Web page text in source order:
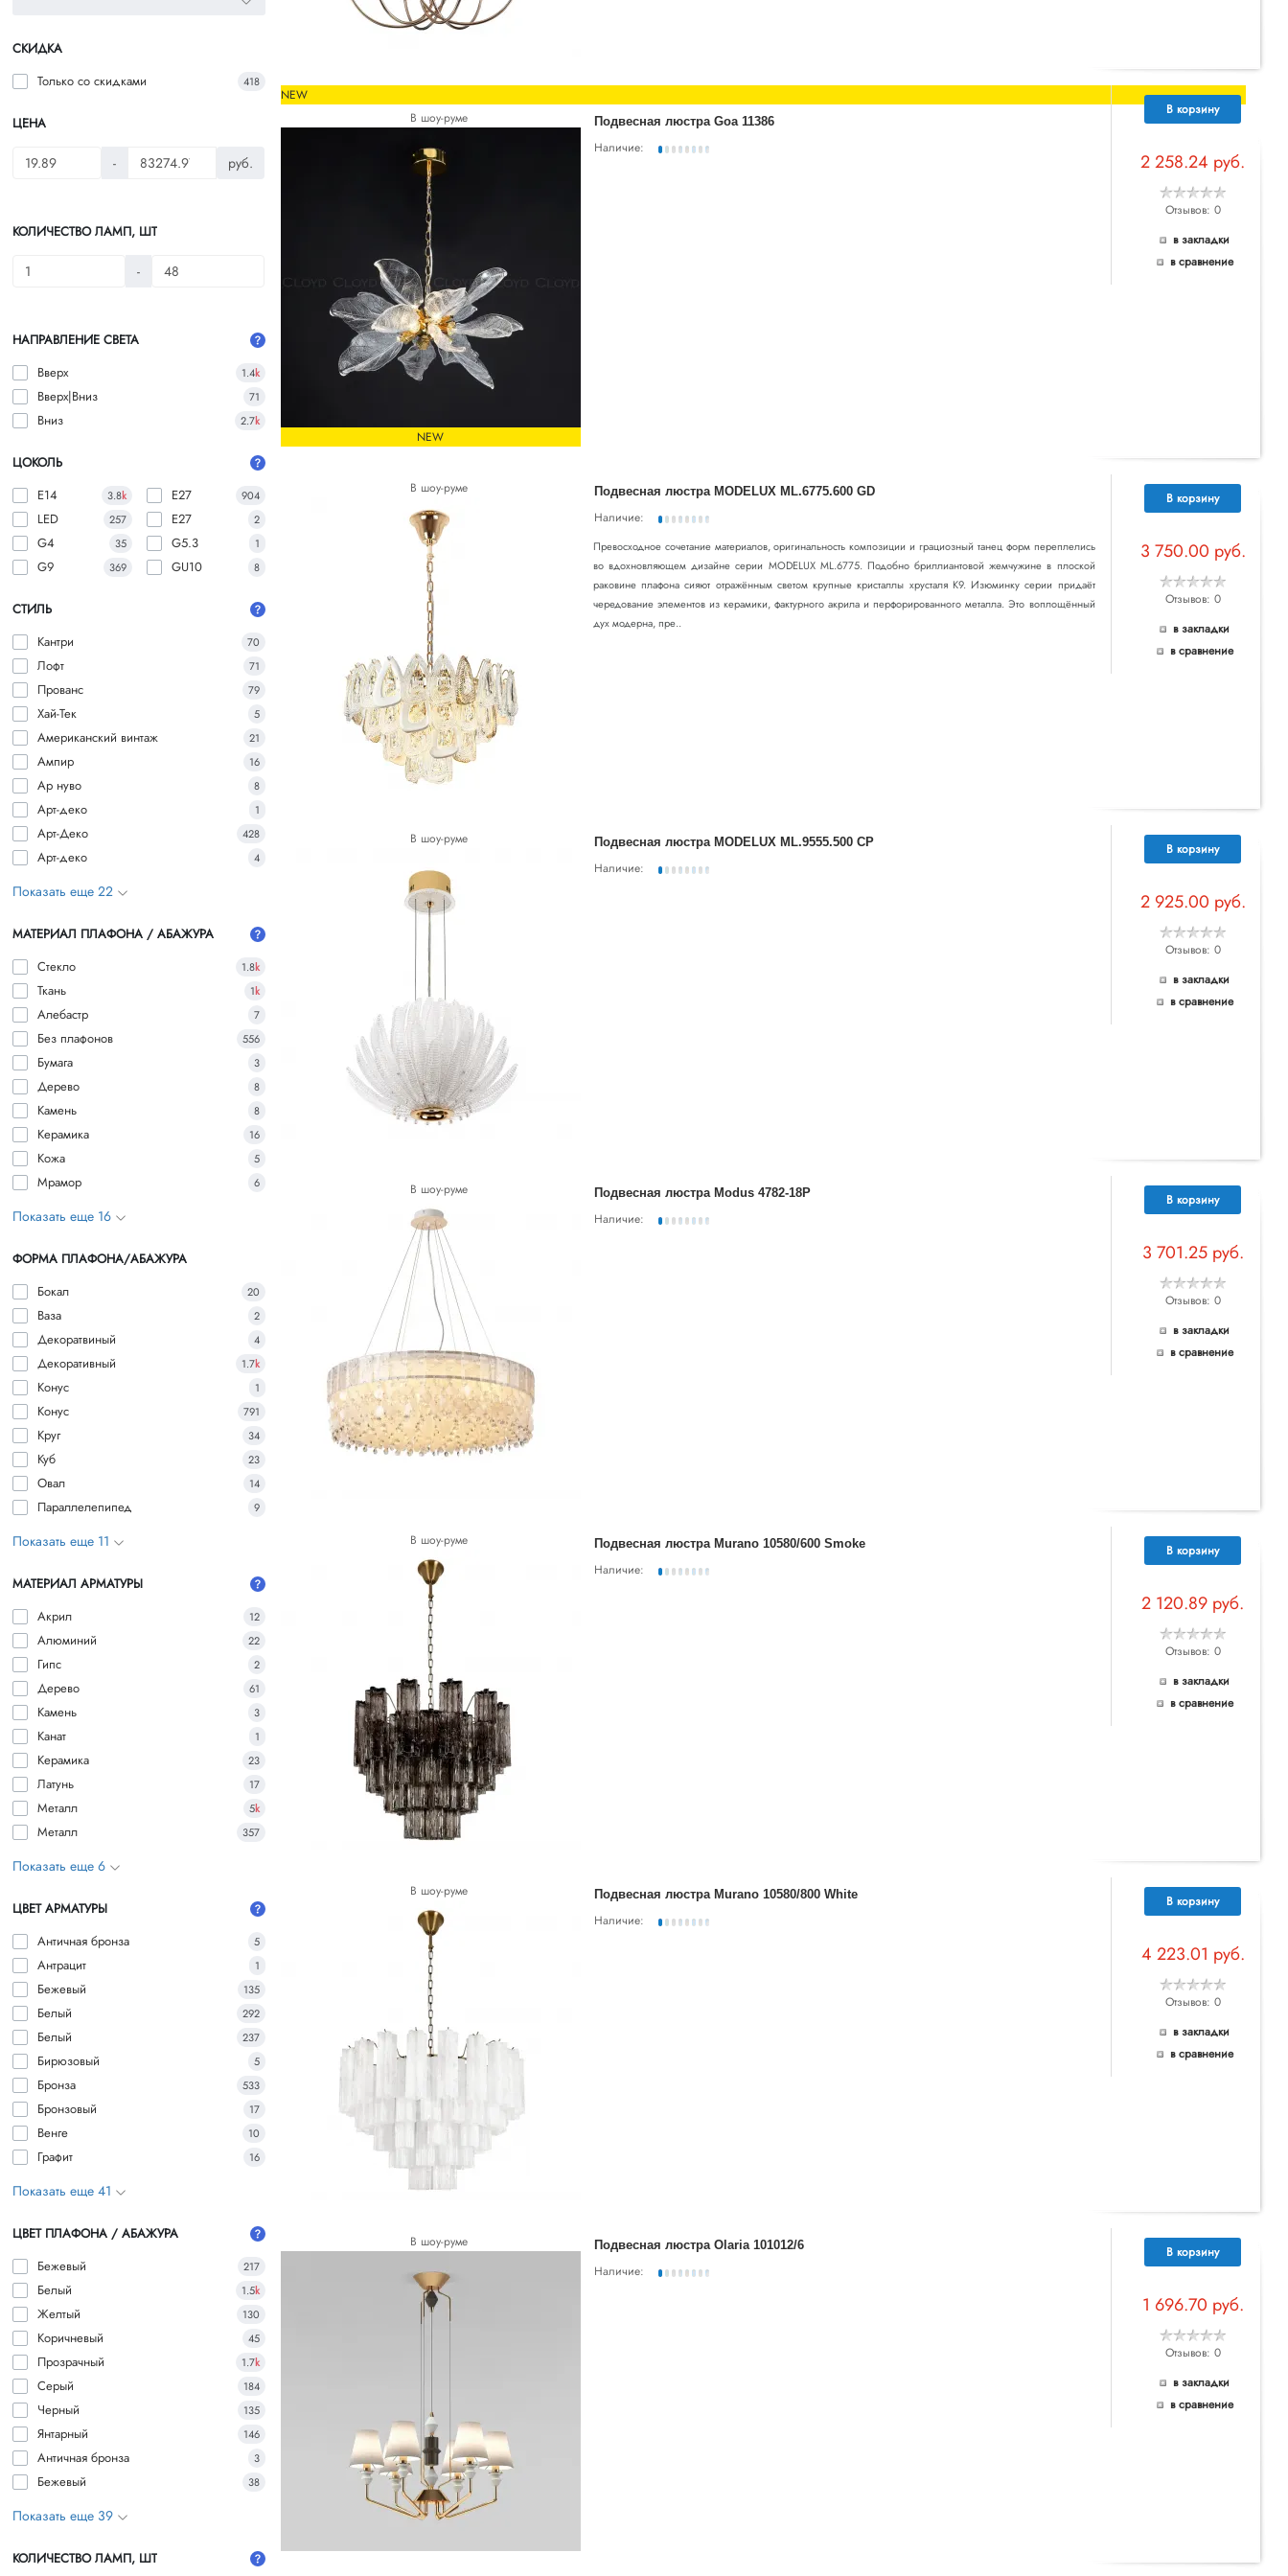
СКИДКА
Только со cкидками
418
ЦЕНА
- руб.
КОЛИЧЕСТВО ЛАМП, ШТ
-
НАПРАВЛЕНИЕ СВЕТА
Вверх
1.4k
Вверх|Вниз 71
Вниз 2.7k
ЦОКОЛЬ
E14
3.8k E27 904
LED 257 E27 2
G4 35 G5.3 1
G9 369 GU10 8
СТИЛЬ
Кантри
70
Лофт 71
Прованс 79
Хай-Тек 5
Американский винтаж 21
Ампир 16
Ар нуво 8
Арт-деко 1
Арт-Деко 428
Арт-деко 4
Показать еще 22
МАТЕРИАЛ ПЛАФОНА / АБАЖУРА
Стекло
1.8k
Ткань 1k
Алебастр 7
Без плафонов 556
Бумага 3
Дерево 8
Камень 8
Керамика 16
Кожа 5
Мрамор 6
Показать еще 16
ФОРМА ПЛАФОНА/АБАЖУРА
Бокал
20
Ваза 2
Декоратвиный 4
Декоративный 1.7k
Конус 1
Конус 791
Круг 34
Куб 23
Овал 14
Параллелепипед 9
Показать еще 11
МАТЕРИАЛ АРМАТУРЫ
Акрил
12
Алюминий 22
Гипс 2
Дерево 61
Камень 3
Канат 1
Керамика 23
Латунь 17
Металл 5k
Металл 357
Показать еще 6
ЦВЕТ АРМАТУРЫ
Античная бронза
5
Антрацит 1
Бежевый 135
Белый 292
Белый 237
Бирюзовый 5
Бронза 533
Бронзовый 17
Венге 10
Графит 16
Показать еще 41
ЦВЕТ ПЛАФОНА / АБАЖУРА
Бежевый
217
Белый 1.5k
Желтый 130
Коричневый 45
Прозрачный 1.7k
Серый 184
Черный 135
Янтарный 146
Античная бронза 3
Бежевый 38
Показать еще 39
КОЛИЧЕСТВО ЛАМП, ШТ
NEW
В шоу-руме
NEW
Подвесная люстра Goa 11386
Наличие:
В корзину
2 258.24 руб.
Отзывов: 0
в закладки
в сравнение
В шоу-руме Подвесная люстра MODELUX ML.6775.600 GD
Наличие:
В корзину
3 750.00 руб.
Отзывов: 0
в закладки
в сравнение
Превосходное сочетание материалов, оригинальность композиции и грациозный танец форм переплелись
во вдохновляющем дизайне серии MODELUX ML.6775. Подобно бриллиантовой жемчужине в плоской
раковине плафона сияют отражённым светом крупные кристаллы хрусталя К9. Изюминку серии придаёт
чередование элементов из керамики, фактурного акрила и перфорированного металла. Это воплощённый
дух модерна, пре..
В шоу-руме Подвесная люстра MODELUX ML.9555.500 CP
Наличие:
В корзину
2 925.00 руб.
Отзывов: 0
в закладки
в сравнение
В шоу-руме Подвесная люстра Modus 4782-18P
Наличие:
В корзину
3 701.25 руб.
Отзывов: 0
в закладки
в сравнение
В шоу-руме Подвесная люстра Murano 10580/600 Smoke
Наличие:
В корзину
2 120.89 руб.
Отзывов: 0
в закладки
в сравнение
В шоу-руме Подвесная люстра Murano 10580/800 White
Наличие:
В корзину
4 223.01 руб.
Отзывов: 0
в закладки
в сравнение
В шоу-руме Подвесная люстра Olaria 101012/6
Наличие:
В корзину
1 696.70 руб.
Отзывов: 0
в закладки
в сравнение